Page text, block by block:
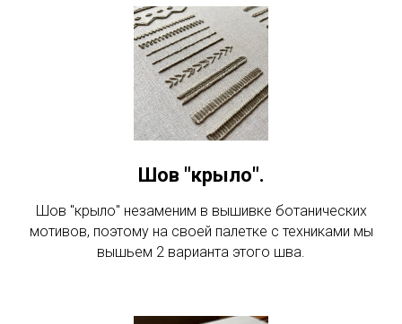
Шов "крыло".
Шов "крыло" незаменим в вышивке ботанических
мотивов, поэтому на своей палетке с техниками мы
вышьем 2 варианта этого шва.